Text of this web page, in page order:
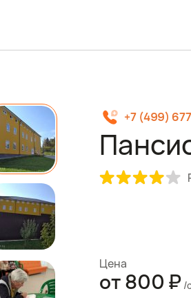
+7 (499)
Цена
от800 ₽ /